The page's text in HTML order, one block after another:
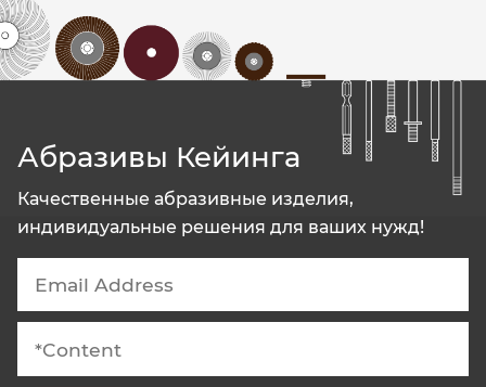
Абразивы Кейинга
Качественные абразивные изделия,
индивидуальные решения для ваших нужд!